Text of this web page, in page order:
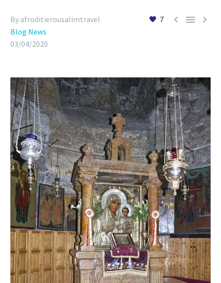
7   
By afroditierousalimtravel
Blog News
03/04/2020